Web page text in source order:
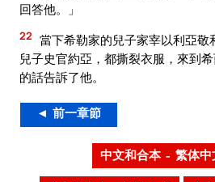
回答他。」
22 當下希勒家的兒子家宰以利亞敬
兒子史官約亞，都撕裂衣服，來到
的話告訴了他。
◄ 前一章節
中文和合本 – 繁体中